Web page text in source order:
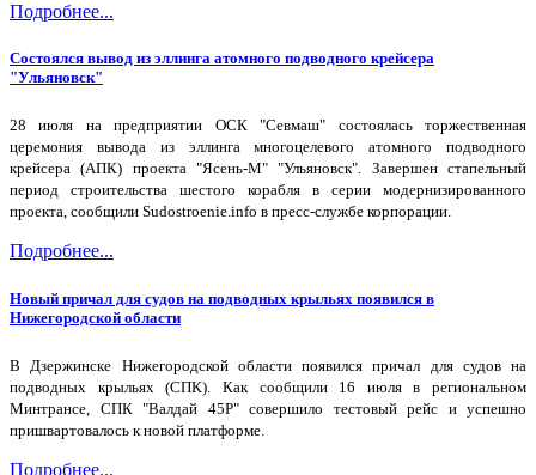
Подробнее...
Состоялся вывод из эллинга атомного подводного крейсера
"Ульяновск"
28 июля на предприятии ОСК "Севмаш" состоялась торжественная
церемония вывода из эллинга многоцелевого атомного подводного
крейсера (АПК) проекта "Ясень-М" "Ульяновск". Завершен стапельный
период строительства шестого корабля в серии модернизированного
проекта, сообщили Sudostroenie.info в пресс-службе корпорации.
Подробнее...
Новый причал для судов на подводных крыльях появился в
Нижегородской области
В Дзержинске Нижегородской области появился причал для судов на
подводных крыльях (СПК). Как сообщили 16 июля в региональном
Минтрансе, СПК "Валдай 45Р" совершило тестовый рейс и успешно
пришвартовалось к новой платформе.
Подробнее...